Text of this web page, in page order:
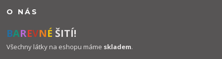
O NÁS
BAREVNÉ ŠITÍ!
Všechny látky na eshopu máme skladem.